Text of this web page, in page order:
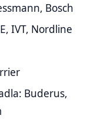
Bosch
IVT, Nordline
Buderus,